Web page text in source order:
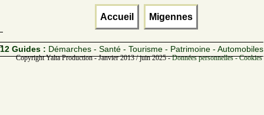
Accueil Migennes
12 Guides : Démarches - Santé - Tourisme - Patrimoine - Automobiles
Copyright Yalta Production - Janvier 2013 / juin 2025 -Données personnelles -